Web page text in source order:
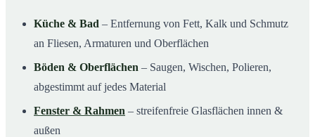
Küche & Bad – Entfernung von Fett, Kalk und Schmutz
an Fliesen, Armaturen und Oberflächen
Böden & Oberflächen – Saugen, Wischen, Polieren,
abgestimmt auf jedes Material
Fenster & Rahmen – streifenfreie Glasflächen innen &
außen